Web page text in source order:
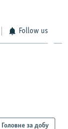
Follow us
Головне за добу